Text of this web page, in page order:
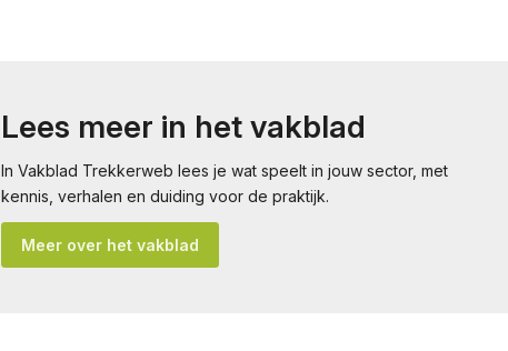
Lees meer in het vakblad
In Vakblad Trekkerweb lees je wat speelt in jouw sector, met
kennis, verhalen en duiding voor de praktijk.
Meer over het vakblad